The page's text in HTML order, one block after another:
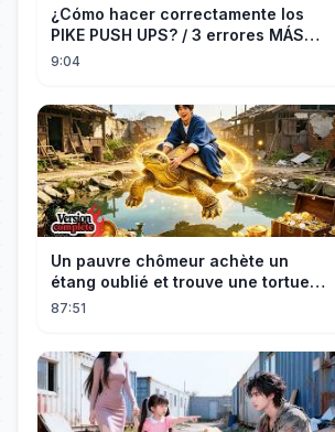
¿Cómo hacer correctamente los
PIKE PUSH UPS? / 3 errores MÁS
9:04
Un pauvre chômeur achète un
étang oublié et trouve une tortue
d’or à 180 000$ ! Sa vie bascule !
87:51